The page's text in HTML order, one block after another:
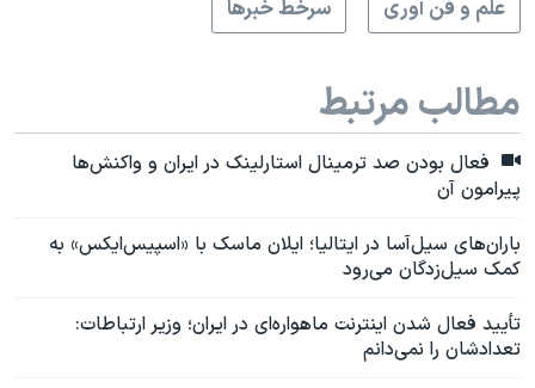
علم و فن آوری
سرخط خبرها
مطالب مرتبط
فعال بودن صد ترمینال استارلینک در ایران و واکنش‌ها
پیرامون آن
باران‌های سیل‌آسا در ایتالیا؛ ایلان ماسک با «اسپیس‌ایکس» به
کمک سیل‎‌زدگان می‌رود
تأیید فعال شدن اینترنت ماهواره‌ای در ایران؛ وزیر ارتباطات:
تعدادشان را نمی‌دانم